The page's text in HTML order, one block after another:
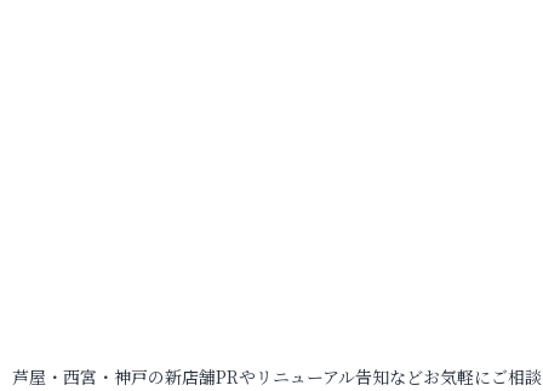
芦屋・西宮・神戸の新店舗PRやリニューアル告知などお気軽にご相